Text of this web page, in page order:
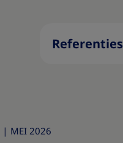
Referenties
| MEI 2026